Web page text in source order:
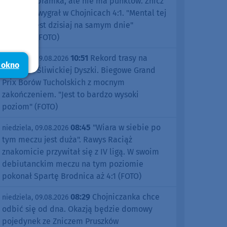
Pruszków wygrał w Chojnicach 4:1. "Mental tej
drużyny jest dzisiaj na samym dnie"
(RELACJA, FOTO)
niedziela, 09.08.2026 10:51 Rekord trasy na
jubileusz Śliwickiej Dyszki. Biegowe Grand
Prix Borów Tucholskich z mocnym
zakończeniem. "Jest to bardzo wysoki
poziom" (FOTO)
niedziela, 09.08.2026 08:45 "Wiara w siebie po
tym meczu jest duża". Rawys Raciąż
znakomicie przywitał się z IV ligą. W swoim
debiutanckim meczu na tym poziomie
pokonał Spartę Brodnica aż 4:1 (FOTO)
niedziela, 09.08.2026 08:29 Chojniczanka chce
odbić się od dna. Okazją będzie domowy
pojedynek ze Zniczem Pruszków